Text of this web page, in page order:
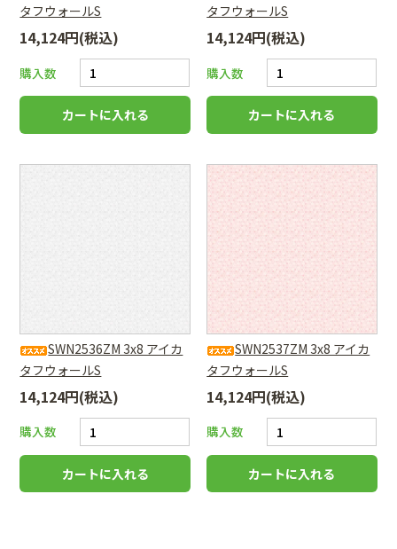
タフウォールS
14,124円(税込)
購入数
タフウォールS
14,124円(税込)
購入数
SWN2536ZM 3x8 アイカ
タフウォールS
14,124円(税込)
購入数
SWN2537ZM 3x8 アイカ
タフウォールS
14,124円(税込)
購入数